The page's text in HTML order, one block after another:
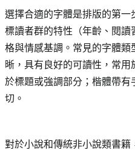
選擇合適的字體是排版的第一
標讀者群的特性（年齡、閱
格與情感基調。常見的字體
晰，具有良好的可讀性，常
於標題或強調部分；楷體帶
切。
對於小說和傳統非小說類書